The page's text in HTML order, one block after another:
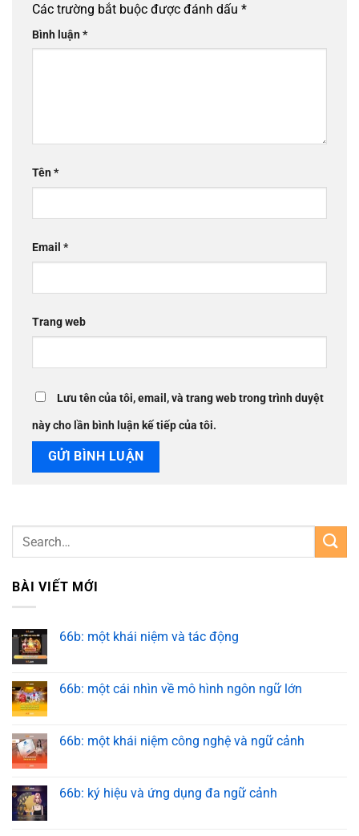
Các trường bắt buộc được đánh dấu *
Bình luận*
Tên*
Email *
Trang web
Lưu tên của tôi, email, và trang web trong trình duyệt
này cho lần bình luận kế tiếp của tôi.
BÀI VIẾT MỚI
66b: một khái niệm và tác động
66b: một cái nhìn về mô hình ngôn ngữ lớn
66b: một khái niệm công nghệ và ngữ cảnh
66b: ký hiệu và ứng dụng đa ngữ cảnh